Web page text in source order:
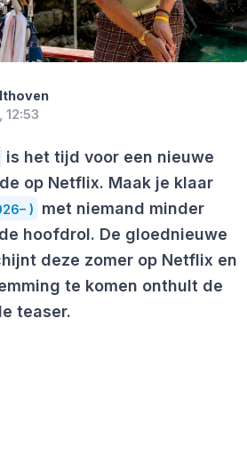
is het tijd voor een nieuwe
op Netflix. Maak je klaar
)
met niemand minder
hoofdrol. De gloednieuwe
deze zomer op Netflix en
te komen onthult de
teaser.